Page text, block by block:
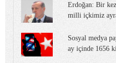
Erdoğan: Bir
milli içkimiz
Sosyal medya
ay içinde 1656